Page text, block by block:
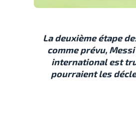
La deuxième étape
comme prévu,
international est
pourraient les